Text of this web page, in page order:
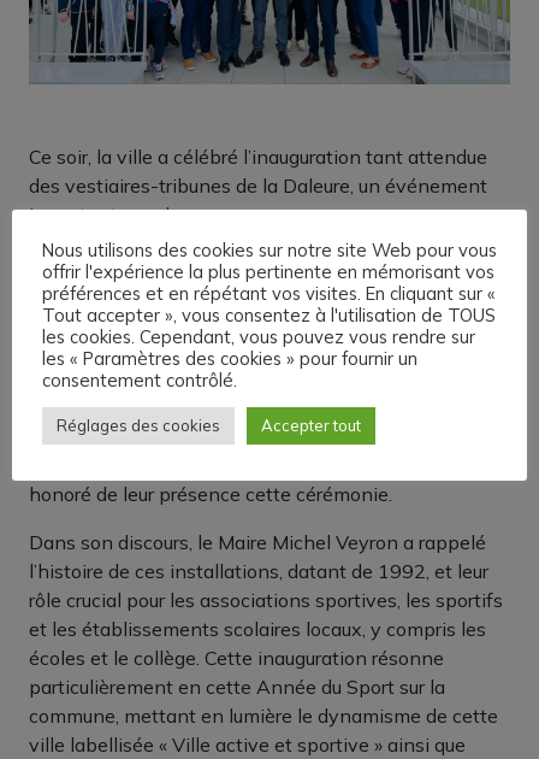
Ce soir, la ville a célébré l’inauguration tant attendue
des vestiaires-tribunes de la Daleure, un événement
important pour la commune.
Autour du Maire, Michel Veyron, de nombreuses
personnalités étaient présentes pour l’occasion, parmi
lesquelles le Député et conseiller régional Yannick
Neuder, le Président du Département Jean-Pierre
Barbier, et le Président de Bièvre-Isère Communauté,
Joël Gullon. Les élus stéphanois, les représentants des
forces de l’ordre et de secours, ainsi que les présidents
honoré de leur présence cette cérémonie.
Dans son discours, le Maire Michel Veyron a rappelé
l’histoire de ces installations, datant de 1992, et leur
rôle crucial pour les associations sportives, les sportifs
et les établissements scolaires locaux, y compris les
écoles et le collège. Cette inauguration résonne
particulièrement en cette Année du Sport sur la
commune, mettant en lumière le dynamisme de cette
ville labellisée « Ville active et sportive » ainsi que
Nous utilisons des cookies sur notre site Web pour vous
offrir l'expérience la plus pertinente en mémorisant vos
préférences et en répétant vos visites. En cliquant sur «
Tout accepter », vous consentez à l'utilisation de TOUS
les cookies. Cependant, vous pouvez vous rendre sur
les « Paramètres des cookies » pour fournir un
consentement contrôlé.
Réglages des cookies Accepter tout